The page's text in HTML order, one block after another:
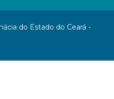
do Estado do Ceará -